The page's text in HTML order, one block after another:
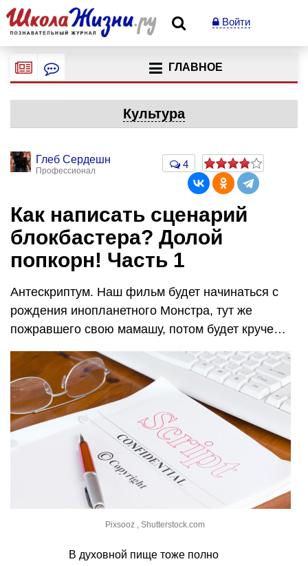
Войти
ГЛАВНОЕ
Культура
Глеб Сердешн
Профессионал
4
Как написать сценарий
блокбастера? Долой
попкорн! Часть 1
Антескриптум. Наш фильм будет начинаться с
рождения инопланетного Монстра, тут же
пожравшего свою мамашу, потом будет круче…
Pixsooz , Shutterstock.com
В духовной пище тоже полно